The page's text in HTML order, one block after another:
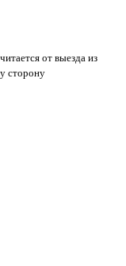
от выезда из
сторону